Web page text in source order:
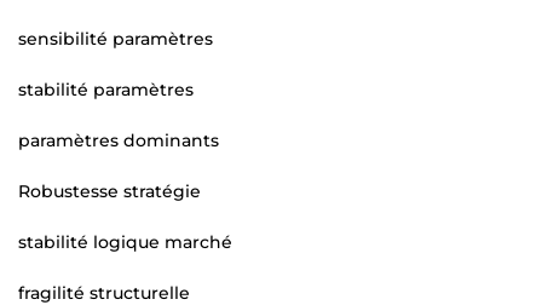
sensibilité paramètres
stabilité paramètres
paramètres dominants
Robustesse stratégie
stabilité logique marché
fragilité structurelle